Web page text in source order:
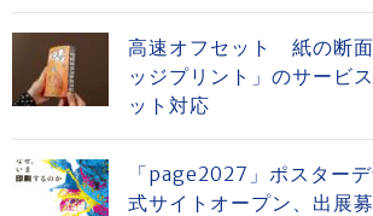
高速オフセット 紙の断
ッジプリント」のサービ
ット対応
「page2027」ポスター
式サイトオープン、出展